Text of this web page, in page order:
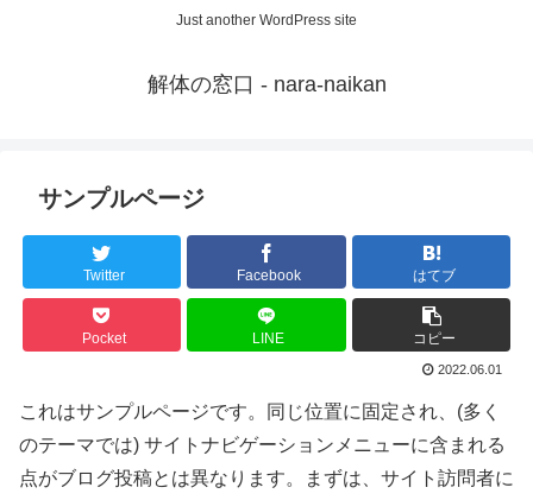
Just another WordPress site
解体の窓口 - nara-naikan
サンプルページ
Twitter Facebook はてブ
Pocket LINE コピー
2022.06.01
これはサンプルページです。同じ位置に固定され、(多く
のテーマでは) サイトナビゲーションメニューに含まれる
点がブログ投稿とは異なります。まずは、サイト訪問者に